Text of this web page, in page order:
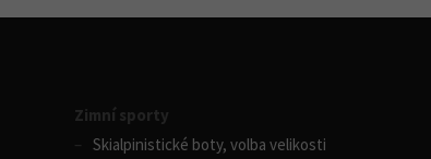
Zimní sporty
Skialpinistické boty, volba velikosti